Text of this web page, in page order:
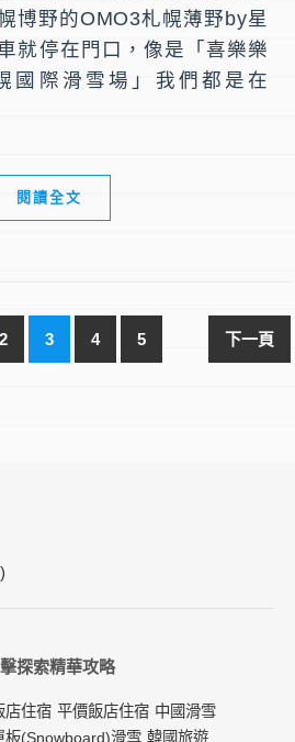
博野的OMO3札幌薄野by星
就停在門口，像是「喜樂樂
國際滑雪場」我們都是在
閱讀全文
2 3 4 5
探索精華攻略
店住宿 平價飯店住宿 中國滑雪
板(Snowboard)滑雪 韓國旅遊